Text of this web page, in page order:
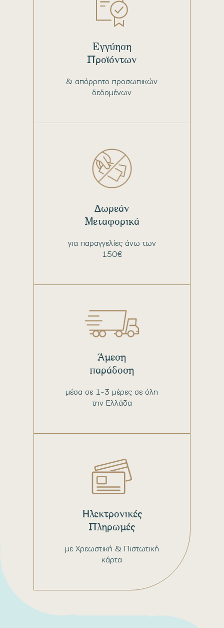
& απόρρητο προσωπικών
δεδομένων
Εγγύηση
Προϊόντων
για παραγγελίες άνω των
150€
Δωρεάν
Μεταφορικά
μέσα σε 1-3 μέρες σε όλη
την Ελλάδα
Άμεση
παράδοση
με Χρεωστική & Πιστωτική
κάρτα
Ηλεκτρονικές
Πληρωμές